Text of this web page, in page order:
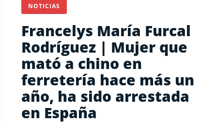
NOTICIAS
Francelys María Furcal
Rodríguez | Mujer que
mató a chino en
ferretería hace más un
año, ha sido arrestada
en España